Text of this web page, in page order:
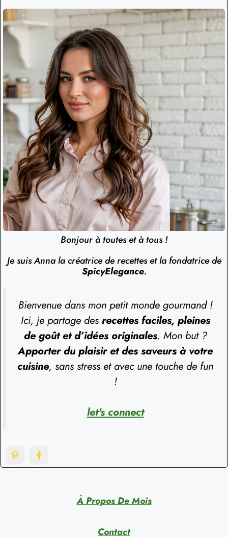
Bonjour à toutes et à tous !
Je suis Anna la créatrice de recettes et la fondatrice de
SpicyElegance.
Bienvenue dans mon petit monde gourmand !
Ici, je partage des recettes faciles, pleines
de goût et d’idées originales. Mon but ?
Apporter du plaisir et des saveurs à votre
cuisine, sans stress et avec une touche de fun
!
let's connect
À Propos De Mois
Contact